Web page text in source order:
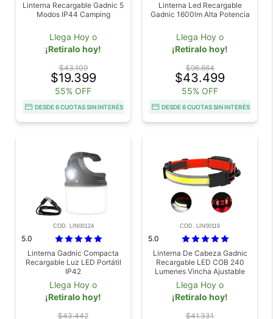
Linterna Recargable Gadnic 5
Modos IP44 Camping
Llega Hoy o
¡Retiralo hoy!
$43.109
$19.399
55% OFF
DESDE 6 CUOTAS SIN INTERÉS
Linterna Led Recargable
Gadnic 1600lm Alta Potencia
Llega Hoy o
¡Retiralo hoy!
$96.664
$43.499
55% OFF
DESDE 6 CUOTAS SIN INTERÉS
COD. LIN00124
5.0
Linterna Gadnic Compacta
Recargable Luz LED Portátil
IP42
Llega Hoy o
¡Retiralo hoy!
$43.442
COD. LIN00119
5.0
Linterna De Cabeza Gadnic
Recargable LED COB 240
Lumenes Vincha Ajustable
USB Autonomia Hasta 5
Horas
Llega Hoy o
¡Retiralo hoy!
$41.331